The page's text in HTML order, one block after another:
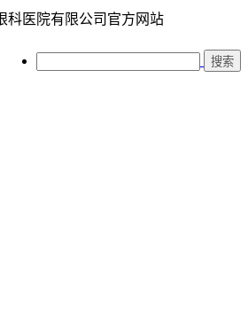
科医院有限公司官方网站
搜索